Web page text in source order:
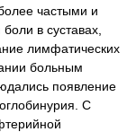
частыми и
в суставах,
лимфатических
больным
появление
С